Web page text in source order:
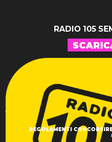
RADIO 105
REGOLAMENTI CONCORSI